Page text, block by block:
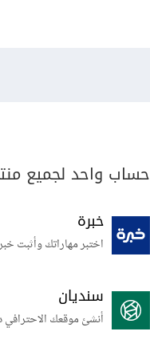
حساب واحد لجميع
خبرة
اختبر مهاراتك وأثبت
سنديان
أنشئ موقعك